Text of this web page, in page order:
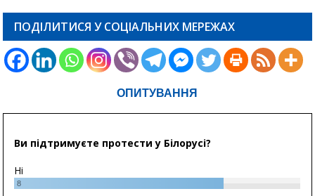
ПОДІЛИТИСЯ У СОЦІАЛЬНИХ МЕРЕЖАХ
ОПИТУВАННЯ
Ви підтримуєте протести у Білорусі?
Ні
8